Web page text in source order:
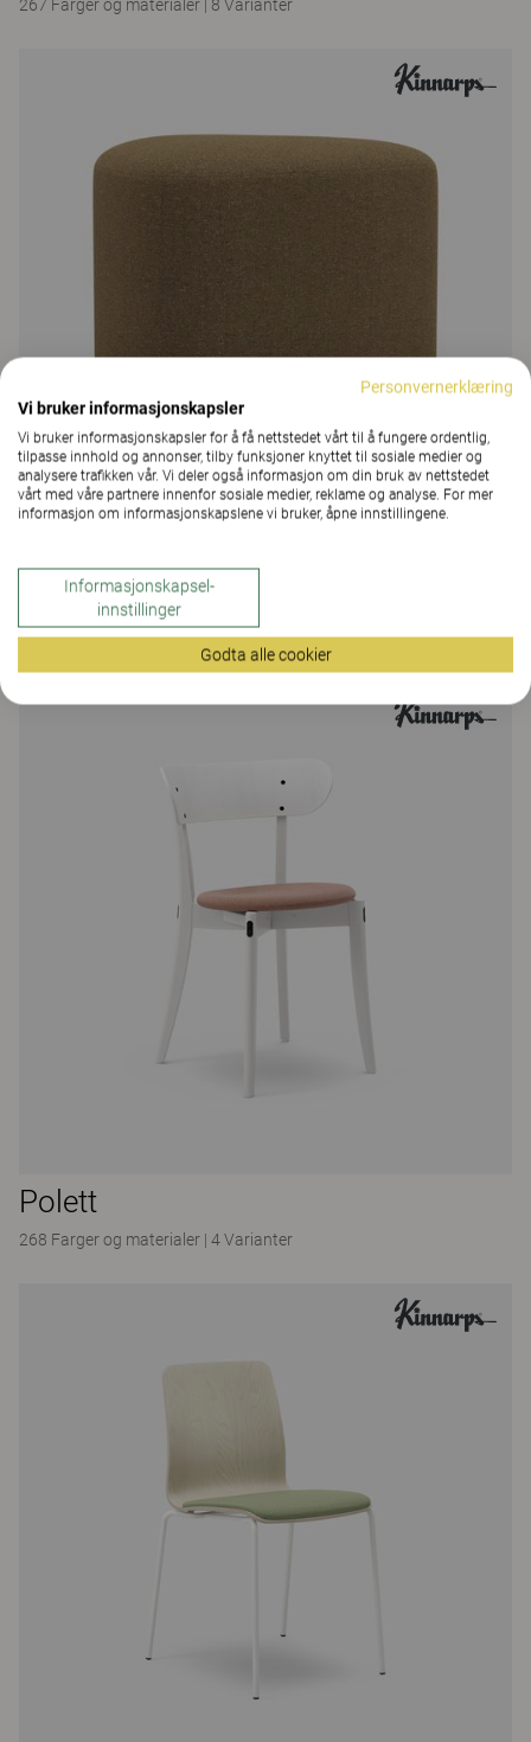
267 Farger og materialer 8 Varianter
Fields
Fields benker
204 Farger og materialer|6 Varianter
Polett
268 Farger og materialer | 4 Varianter
Personvernerklæring
Vi bruker informasjonskapsler
Vi bruker informasjonskapsler for å få nettstedet vårt til å fungere ordentlig,
tilpasse innhold og annonser, tilby funksjoner knyttet til sosiale medier og
analysere trafikken vår. Vi deler også informasjon om din bruk av nettstedet
vårt med våre partnere innenfor sosiale medier, reklame og analyse. For mer
informasjon om informasjonskapslene vi bruker, åpne innstillingene.
Informasjonskapsel-
innstillinger
Godta alle cookier